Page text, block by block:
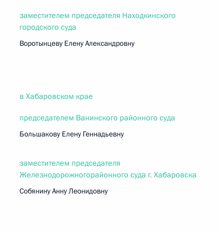
заместителем председателя Находкинского
городского суда
Воротынцеву Елену Александровну
в Хабаровском крае
председателем Ванинского районного суда
Большакову Елену Геннадьевну
заместителем председателя
Железнодорожногорайонного суда г. Хабаровска
Собянину Анну Леонидовну